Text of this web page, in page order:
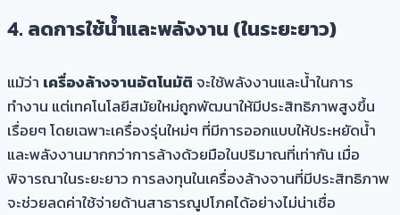
4. ลดการใช้น้ำและพลังงาน (ในระยะยาว)
แม้ว่า เครื่องล้างจานอัตโนมัติจะใช้พลังงานและน้ำในการ
ทำงาน แต่เทคโนโลยีสมัยใหม่ถูกพัฒนาให้มีประสิทธิภาพสูงขึ้น
เรื่อยๆ โดยเฉพาะเครื่องรุ่นใหม่ๆ ที่มีการออกแบบให้ประหยัดน้ำ
และพลังงานมากกว่าการล้างด้วยมือในปริมาณที่เท่ากัน เมื่อ
พิจารณาในระยะยาว การลงทุนในเครื่องล้างจานที่มีประสิทธิภาพ
จะช่วยลดค่าใช้จ่ายด้านสาธารณูปโภคได้อย่างไม่น่าเชื่อ